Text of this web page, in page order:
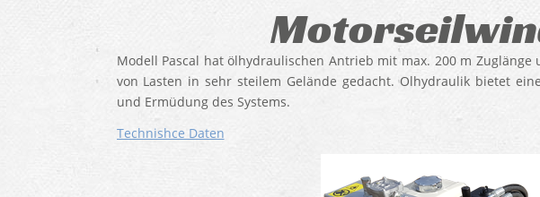
Modell Pascal hat ölhydraulischen Antrieb mit max. 200 m
von Lasten in sehr steilem Gelände gedacht. Olhydraulik bietet
und Ermüdung des Systems.
Technishce Daten